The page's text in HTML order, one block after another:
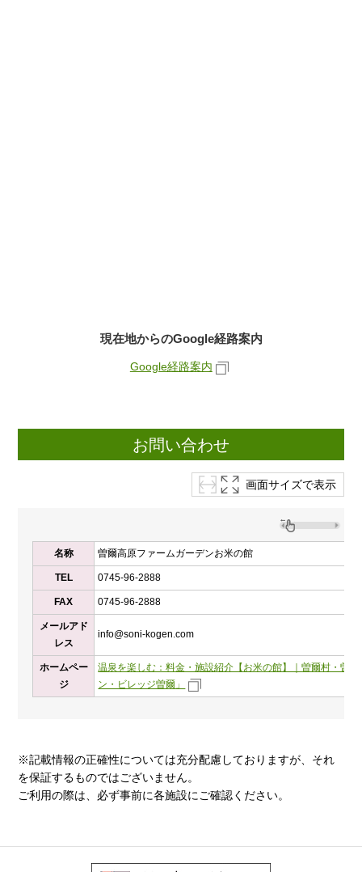
現在地からのGoogle経路案内
Google経路案内
お問い合わせ
画面サイズで表示
名称 曽爾高原ファームガーデンお米の館
TEL 0745-96-2888
FAX 0745-96-2888
メールアド
レス
info@soni-kogen.com
ホームペー
ジ
温泉を楽しむ：料金・施設紹介【お米の館】｜曽爾村・曽
ン・ビレッジ曽爾」
※記載情報の正確性については充分配慮しておりますが、それ
を保証するものではございません。
ご利用の際は、必ず事前に各施設にご確認ください。